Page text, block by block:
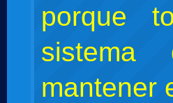
porque
sistema
mantener